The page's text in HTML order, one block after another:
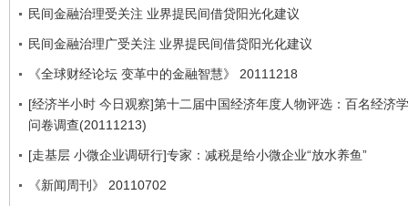
民间金融治理受关注 业界提民间借贷阳光化建议
民间金融治理广受关注 业界提民间借贷阳光化建议
《全球财经论坛 变革中的金融智慧》 20111218
[经济半小时 今日观察]第十二届中国经济年度人物评选：百名经济
问卷调查(20111213)
[走基层 小微企业调研行]专家：减税是给小微企业“放水养鱼”
《新闻周刊》 20110702